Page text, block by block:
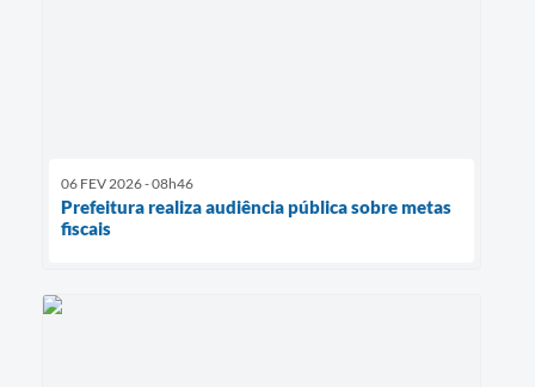
06 FEV 2026 - 08h46
Prefeitura realiza audiência pública sobre metas
fiscais